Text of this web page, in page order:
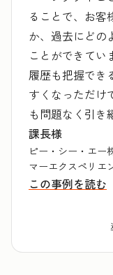
ることで、お客
か、過去にどの
ことができてい
履歴も把握でき
すくなっただけ
も問題なく引き
課長様
ピー・シー・エー
マーエクスペリエ
この事例を読む